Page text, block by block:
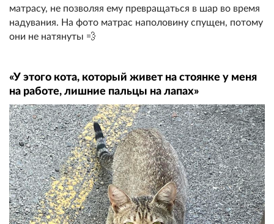
матрасу, не позволяя ему превращаться в шар во время
надувания. На фото матрас наполовину спущен, потому
они не натянуты 💨
«У этого кота, который живет на стоянке у меня
на работе, лишние пальцы на лапах»